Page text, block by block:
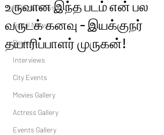
Political News
Tamil News
Reviews
Interviews
City Events
Movies Gallery
Actress Gallery
Events Gallery
உருவான இந்த படம் என் பல
வருடக் கனவு - இயக்குநர்
தயாரிப்பாளர் முருகன்!